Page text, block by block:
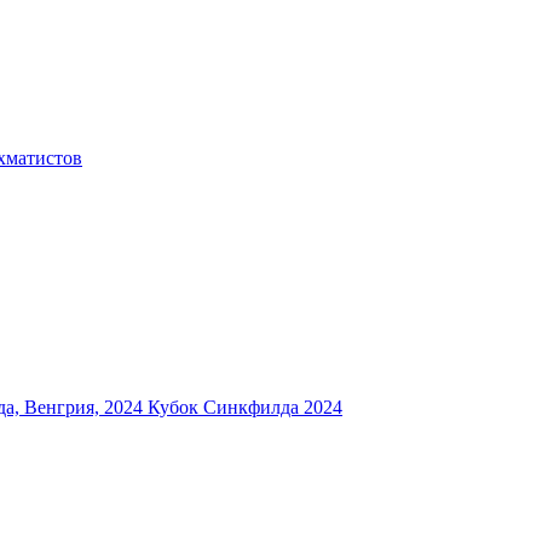
Венгрия, 2024 Кубок Синкфилда 2024